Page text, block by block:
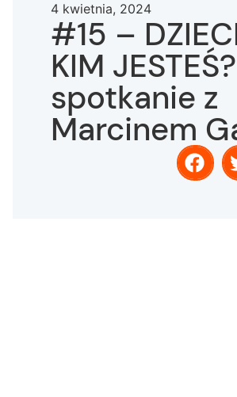
4 kwietnia, 2024
#15 –
KIM
spotkanie z
Marcinem